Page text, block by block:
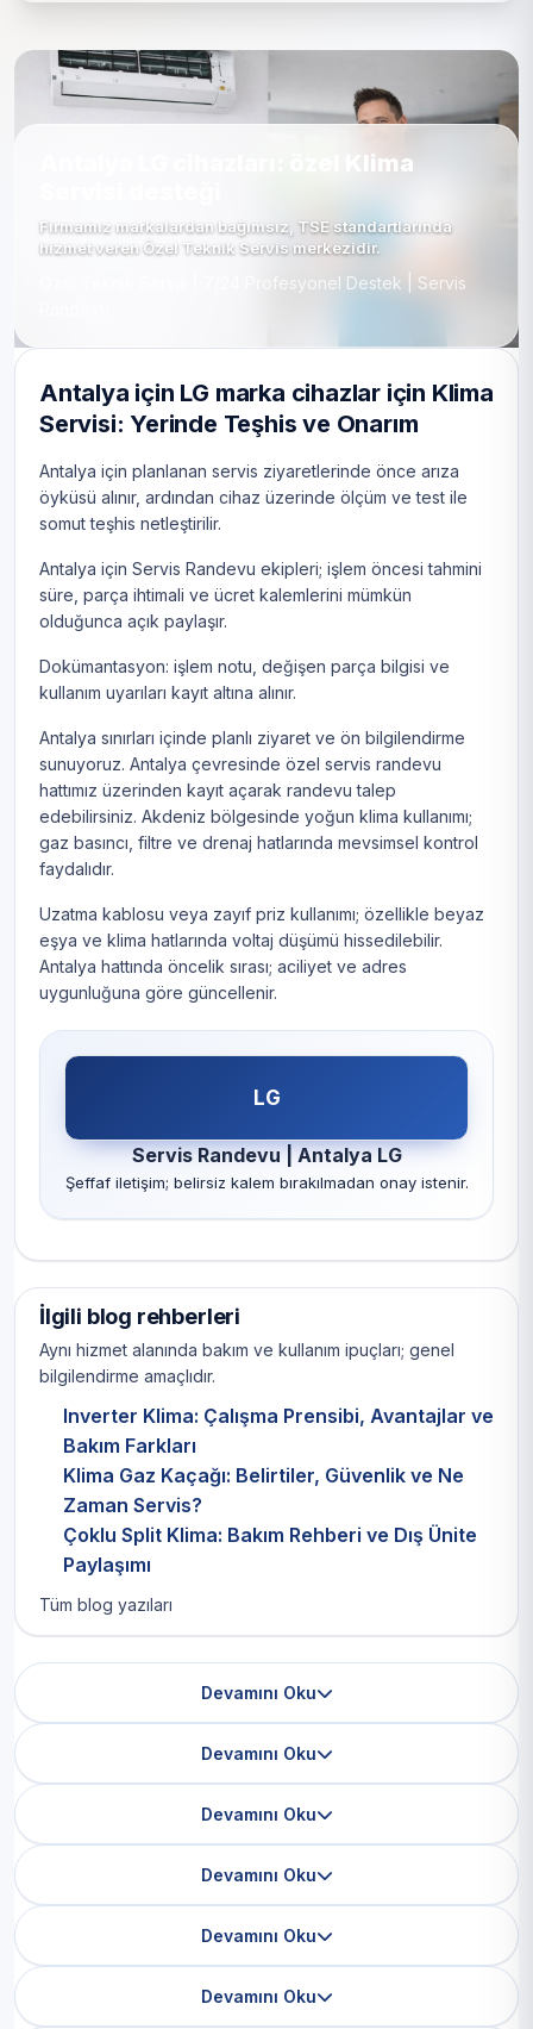
Antalya LG cihazları: özel Klima
Firmamız markalardan bağımsız, TSE standartlarında
hizmet veren Özel Teknik Servis merkezidir.
Özel Teknik Servis | 7/24 Profesyonel Destek | Servis
Antalya için LG marka cihazlar için Klima
Servisi: Yerinde Teşhis ve Onarım
Antalya için planlanan servis ziyaretlerinde önce arıza
öyküsü alınır, ardından cihaz üzerinde ölçüm ve test ile
somut teşhis netleştirilir.
Antalya için Servis Randevu ekipleri; işlem öncesi tahmini
süre, parça ihtimali ve ücret kalemlerini mümkün
olduğunca açık paylaşır.
Dokümantasyon: işlem notu, değişen parça bilgisi ve
kullanım uyarıları kayıt altına alınır.
Antalya sınırları içinde planlı ziyaret ve ön bilgilendirme
sunuyoruz. Antalya çevresinde özel servis randevu
hattımız üzerinden kayıt açarak randevu talep
edebilirsiniz. Akdeniz bölgesinde yoğun klima kullanımı;
gaz basıncı, filtre ve drenaj hatlarında mevsimsel kontrol
faydalıdır.
Uzatma kablosu veya zayıf priz kullanımı; özellikle beyaz
eşya ve klima hatlarında voltaj düşümü hissedilebilir.
Antalya hattında öncelik sırası; aciliyet ve adres
uygunluğuna göre güncellenir.
LG
Servis Randevu | Antalya LG
Şeffaf iletişim; belirsiz kalem bırakılmadan onay istenir.
İlgili blog rehberleri
Aynı hizmet alanında bakım ve kullanım ipuçları; genel
bilgilendirme amaçlıdır.
Inverter Klima: Çalışma Prensibi, Avantajlar ve
Bakım Farkları
Klima Gaz Kaçağı: Belirtiler, Güvenlik ve Ne
Zaman Servis?
Çoklu Split Klima: Bakım Rehberi ve Dış Ünite
Paylaşımı
Tüm blog yazıları
Devamını Oku
Devamını Oku
Devamını Oku
Devamını Oku
Devamını Oku
Devamını Oku